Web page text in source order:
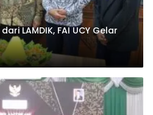
LAMDIK, FAI UCY Gelar